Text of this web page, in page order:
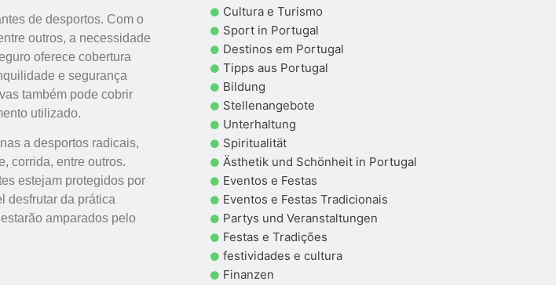
de desportos. Com o
outros, a necessidade
oferece cobertura
e segurança
também pode cobrir
utilizado.
a desportos radicais,
corrida, entre outros.
estejam protegidos por
desfrutar da prática
amparados pelo
Cultura e Turismo
Sport in Portugal
Destinos em Portugal
Tipps aus Portugal
Bildung
Stellenangebote
Unterhaltung
Spiritualität
Ästhetik und Schönheit in Portugal
Eventos e Festas
Eventos e Festas Tradicionais
Partys und Veranstaltungen
Festas e Tradições
festividades e cultura
Finanzen